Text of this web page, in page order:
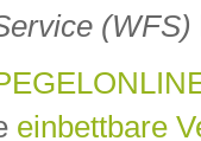
(WFS)
einbettbare